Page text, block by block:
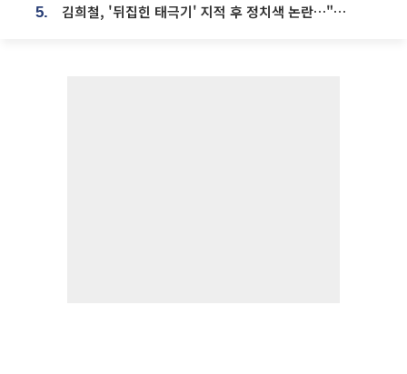
5. 김희철, '뒤집힌 태극기' 지적 후 정치색 논란…"좌우 떠나 우리나라 국기"